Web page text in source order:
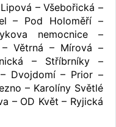
– Všebořická –
– Pod Holoměří –
nemocnice –
– Větrná – Mírová –
– Stříbrníky –
Dvojdomí – Prior –
– Karolíny Světlé
– OD Květ – Ryjická